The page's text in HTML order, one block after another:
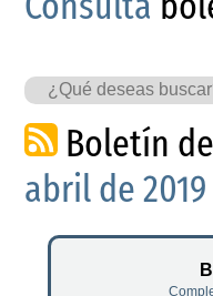
Boletín
abril de 2019